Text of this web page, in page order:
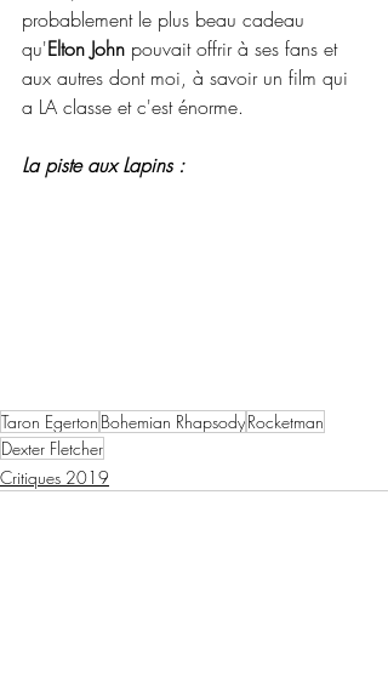
probablement le plus beau cadeau
qu'Elton John pouvait offrir à ses fans et
aux autres dont moi, à savoir un film qui
a LA classe et c'est énorme.
La piste aux Lapins :
Taron Egerton Bohemian RhapsodyRocketman
Dexter Fletcher
Critiques 2019